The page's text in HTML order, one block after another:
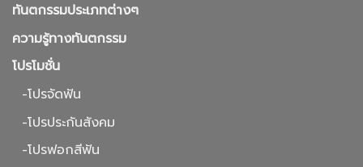
ทันตกรรมประเภทต่างๆ
ความรู้ทางทันตกรรม
โปรโมชั่น
-โปรจัดฟัน
-โปรประกันสังคม
-โปรฟอกสีฟัน